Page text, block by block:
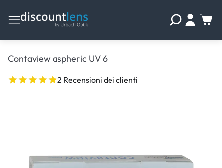
Contaview aspheric UV 6
2 Recensioni dei clienti